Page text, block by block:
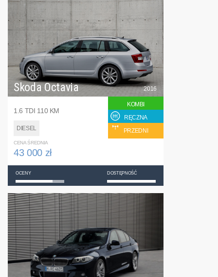
Skoda Octavia
1.6 TDI 110 KM
DIESEL
2016
KOMBI
RĘCZNA
PRZEDNI
CENA ŚREDNIA
43 000 zł
OCENY DOSTĘPNOŚĆ